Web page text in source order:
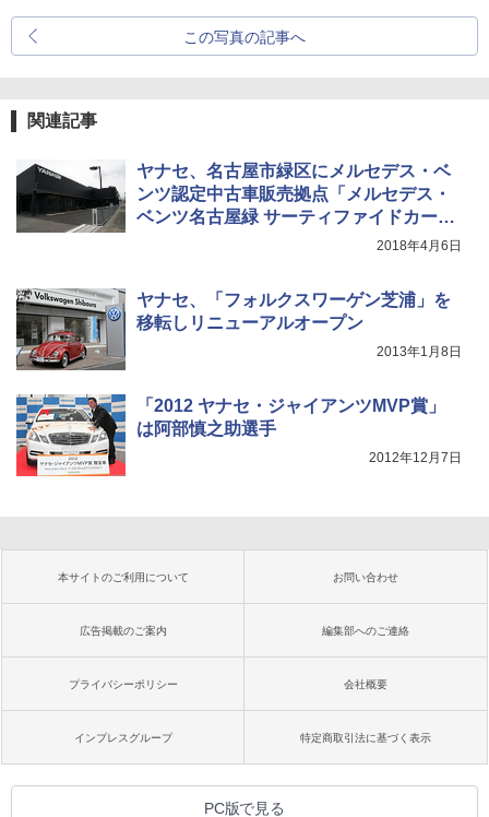
この写真の記事へ
関連記事
ヤナセ、名古屋市緑区にメルセデス・ベ
ンツ認定中古車販売拠点「メルセデス・
ベンツ名古屋緑 サーティファイドカーセ
2018年4月6日
ヤナセ、「フォルクスワーゲン芝浦」を
移転しリニューアルオープン
2013年1月8日
「2012 ヤナセ・ジャイアンツMVP賞」
は阿部慎之助選手
2012年12月7日
本サイトのご利用について お問い合わせ
広告掲載のご案内 編集部へのご連絡
プライバシーポリシー 会社概要
インプレスグループ 特定商取引法に基づく表示
PC版で見る